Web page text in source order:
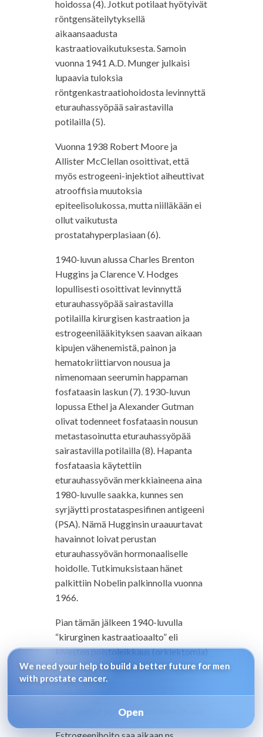
hoidossa (4). Jotkut potilaat hyötyivät
röntgensäteilytyksellä
aikaansaadusta
kastraatiovaikutuksesta. Samoin
vuonna 1941 A.D. Munger julkaisi
lupaavia tuloksia
röntgenkastraatiohoidosta levinnyttä
eturauhassyöpää sairastavilla
potilailla (5).
Vuonna 1938 Robert Moore ja
Allister McClellan osoittivat, että
myös estrogeeni-injektiot aiheuttivat
atrooffisia muutoksia
epiteelisolukossa, mutta niilläkään ei
ollut vaikutusta
prostatahyperplasiaan (6).
1940-luvun alussa Charles Brenton
Huggins ja Clarence V. Hodges
lopullisesti osoittivat levinnyttä
eturauhassyöpää sairastavilla
potilailla kirurgisen kastraation ja
estrogeenilääkityksen saavan aikaan
kipujen vähenemistä, painon ja
hematokriittiarvon nousua ja
nimenomaan seerumin happaman
fosfataasin laskun (7). 1930-luvun
lopussa Ethel ja Alexander Gutman
olivat todenneet fosfataasin nousun
metastasoinutta eturauhassyöpää
sairastavilla potilailla (8). Hapanta
fosfataasia käytettiin
eturauhassyövän merkkiaineena aina
1980-luvulle saakka, kunnes sen
syrjäytti prostataspesifinen antigeeni
(PSA). Nämä Hugginsin uraauurtavat
havainnot loivat perustan
eturauhassyövän hormonaaliselle
hoidolle. Tutkimuksistaan hänet
palkittiin Nobelin palkinnolla vuonna
1966.
Pian tämän jälkeen 1940-luvulla
“kirurginen kastraatioaalto” eli
kivesten poistoleikkaus (orkiektomia)
pyyhkäisi yli Yhdysvaltojen ja varsin
nopeasti kirurginen kastraatio
omaksuttiin käyväksi hoidoksi
Euroopassa ja myös Suomessa (9, 10).
We need your help to build a better future for men
with prostate cancer.
Open